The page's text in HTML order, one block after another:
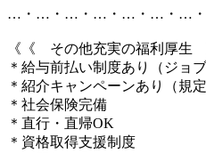
…・…・…・…・…・…・…
《《 その他充実の福利厚生
＊給与前払い制度あり（ジョ
＊紹介キャンペーンあり（規定
＊社会保険完備
＊直行・直帰OK
＊資格取得支援制度